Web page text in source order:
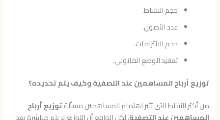
حجم النشاط.
عدد الأصول.
حجم الالتزامات.
تعقيد الوضع القانوني.
توزيع أرباح المساهمين عند التصفية وكيف يتم تحديده؟
من أكثر النقاط التي تثير اهتمام المساهمين مسألةتوزيع أرباح
المساهمين عند التصفية، لكن الواقع أن التوزيع لا يتم مباشرة بعد